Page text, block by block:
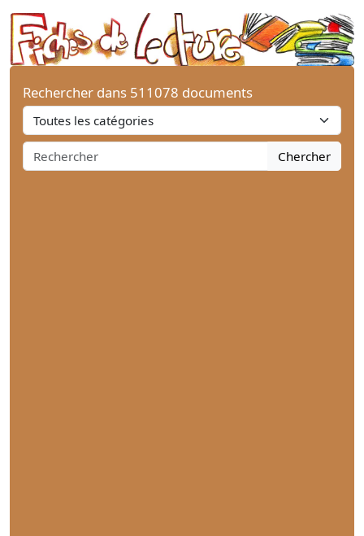
Rechercher dans 511078 documents
Chercher